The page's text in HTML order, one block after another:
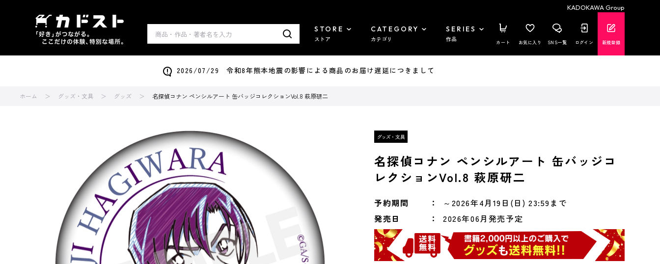
KADOKAWA Group
STORE
ストア
CATEGORY
カテゴリ
SERIES
作品 カート お気に入り SNS一覧 ログイン 新規登録
2026/07/29 令和8年熊本地震の影響による商品のお届け遅延につきまして
ホーム グッズ・文具 グッズ 名探偵コナン ペンシルアート 缶バッジコレクションVol.8 萩原研二
名探偵コナン ペンシルアート 缶バッジコ
レクションVol.8 萩原研二
予約期間
～2026年4月19日(日) 23:59まで
発売日
2026年06月発売予定